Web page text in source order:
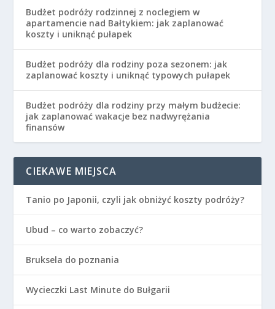
Budżet podróży rodzinnej z noclegiem w
apartamencie nad Bałtykiem: jak zaplanować
koszty i uniknąć pułapek
Budżet podróży dla rodziny poza sezonem: jak
zaplanować koszty i uniknąć typowych pułapek
Budżet podróży dla rodziny przy małym budżecie:
jak zaplanować wakacje bez nadwyrężania
finansów
CIEKAWE MIEJSCA
Tanio po Japonii, czyli jak obniżyć koszty podróży?
Ubud – co warto zobaczyć?
Bruksela do poznania
Wycieczki Last Minute do Bułgarii